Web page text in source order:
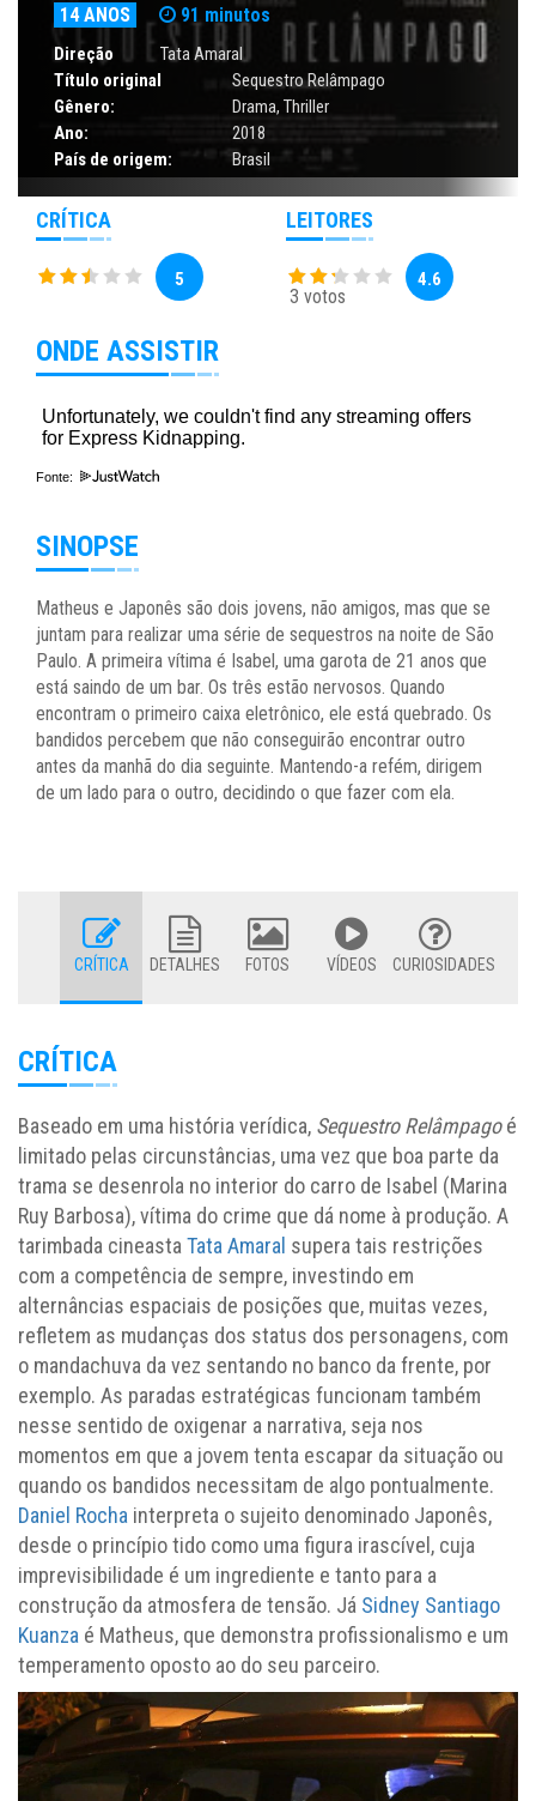
14 ANOS 91 minutos
Direção
Tata Amaral
Título original
Sequestro Relâmpago
Gênero:
Drama, Thriller
Ano:
2018
País de origem:
Brasil
CRÍTICA
5
LEITORES
3 votos
4.6
ONDE ASSISTIR
Fonte:
SINOPSE
Matheus e Japonês são dois jovens, não amigos, mas que se
juntam para realizar uma série de sequestros na noite de São
Paulo. A primeira vítima é Isabel, uma garota de 21 anos que
está saindo de um bar. Os três estão nervosos. Quando
encontram o primeiro caixa eletrônico, ele está quebrado. Os
bandidos percebem que não conseguirão encontrar outro
antes da manhã do dia seguinte. Mantendo-a refém, dirigem
de um lado para o outro, decidindo o que fazer com ela.
CRÍTICA DETALHES FOTOS VÍDEOS CURIOSIDADES
CRÍTICA
Baseado em uma história verídica, Sequestro Relâmpagoé
limitado pelas circunstâncias, uma vez que boa parte da
trama se desenrola no interior do carro de Isabel (Marina
Ruy Barbosa), vítima do crime que dá nome à produção. A
tarimbada cineasta Tata Amaral supera tais restrições
com a competência de sempre, investindo em
alternâncias espaciais de posições que, muitas vezes,
refletem as mudanças dos status dos personagens, com
o mandachuva da vez sentando no banco da frente, por
exemplo. As paradas estratégicas funcionam também
nesse sentido de oxigenar a narrativa, seja nos
momentos em que a jovem tenta escapar da situação ou
quando os bandidos necessitam de algo pontualmente.
Daniel Rocha interpreta o sujeito denominado Japonês,
desde o princípio tido como uma figura irascível, cuja
imprevisibilidade é um ingrediente e tanto para a
construção da atmosfera de tensão. Já Sidney Santiago
Kuanza é Matheus, que demonstra profissionalismo e um
temperamento oposto ao do seu parceiro.